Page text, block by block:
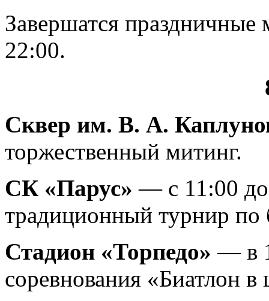
Завершатся
22:00.
Сквер им. В. А.
торжественный митинг.
СК «Парус» — с 11:00
традиционный турнир по
Стадион «Торпедо» — в
соревнования «Биатлон